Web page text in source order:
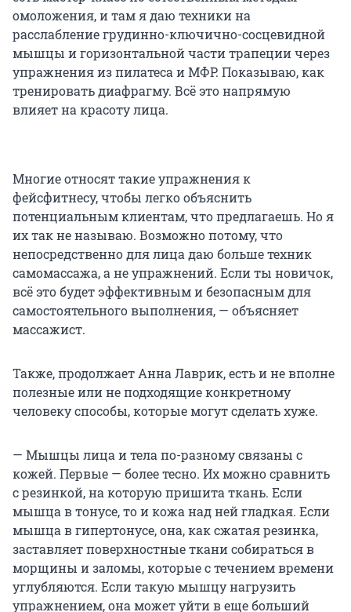
омоложения, и там я даю техники на
расслабление грудинно-ключично-сосцевидной
мышцы и горизонтальной части трапеции через
упражнения из пилатеса и МФР. Показываю, как
тренировать диафрагму. Всё это напрямую
влияет на красоту лица.
Многие относят такие упражнения к
фейсфитнесу, чтобы легко объяснить
потенциальным клиентам, что предлагаешь. Но я
их так не называю. Возможно потому, что
непосредственно для лица даю больше техник
самомассажа, а не упражнений. Если ты новичок,
всё это будет эффективным и безопасным для
самостоятельного выполнения, — объясняет
массажист.
Также, продолжает Анна Лаврик, есть и не вполне
полезные или не подходящие конкретному
человеку способы, которые могут сделать хуже.
— Мышцы лица и тела по-разному связаны с
кожей. Первые — более тесно. Их можно сравнить
с резинкой, на которую пришита ткань. Если
мышца в тонусе, то и кожа над ней гладкая. Если
мышца в гипертонусе, она, как сжатая резинка,
заставляет поверхностные ткани собираться в
морщины и заломы, которые с течением времени
углубляются. Если такую мышцу нагрузить
упражнением, она может уйти в еще больший